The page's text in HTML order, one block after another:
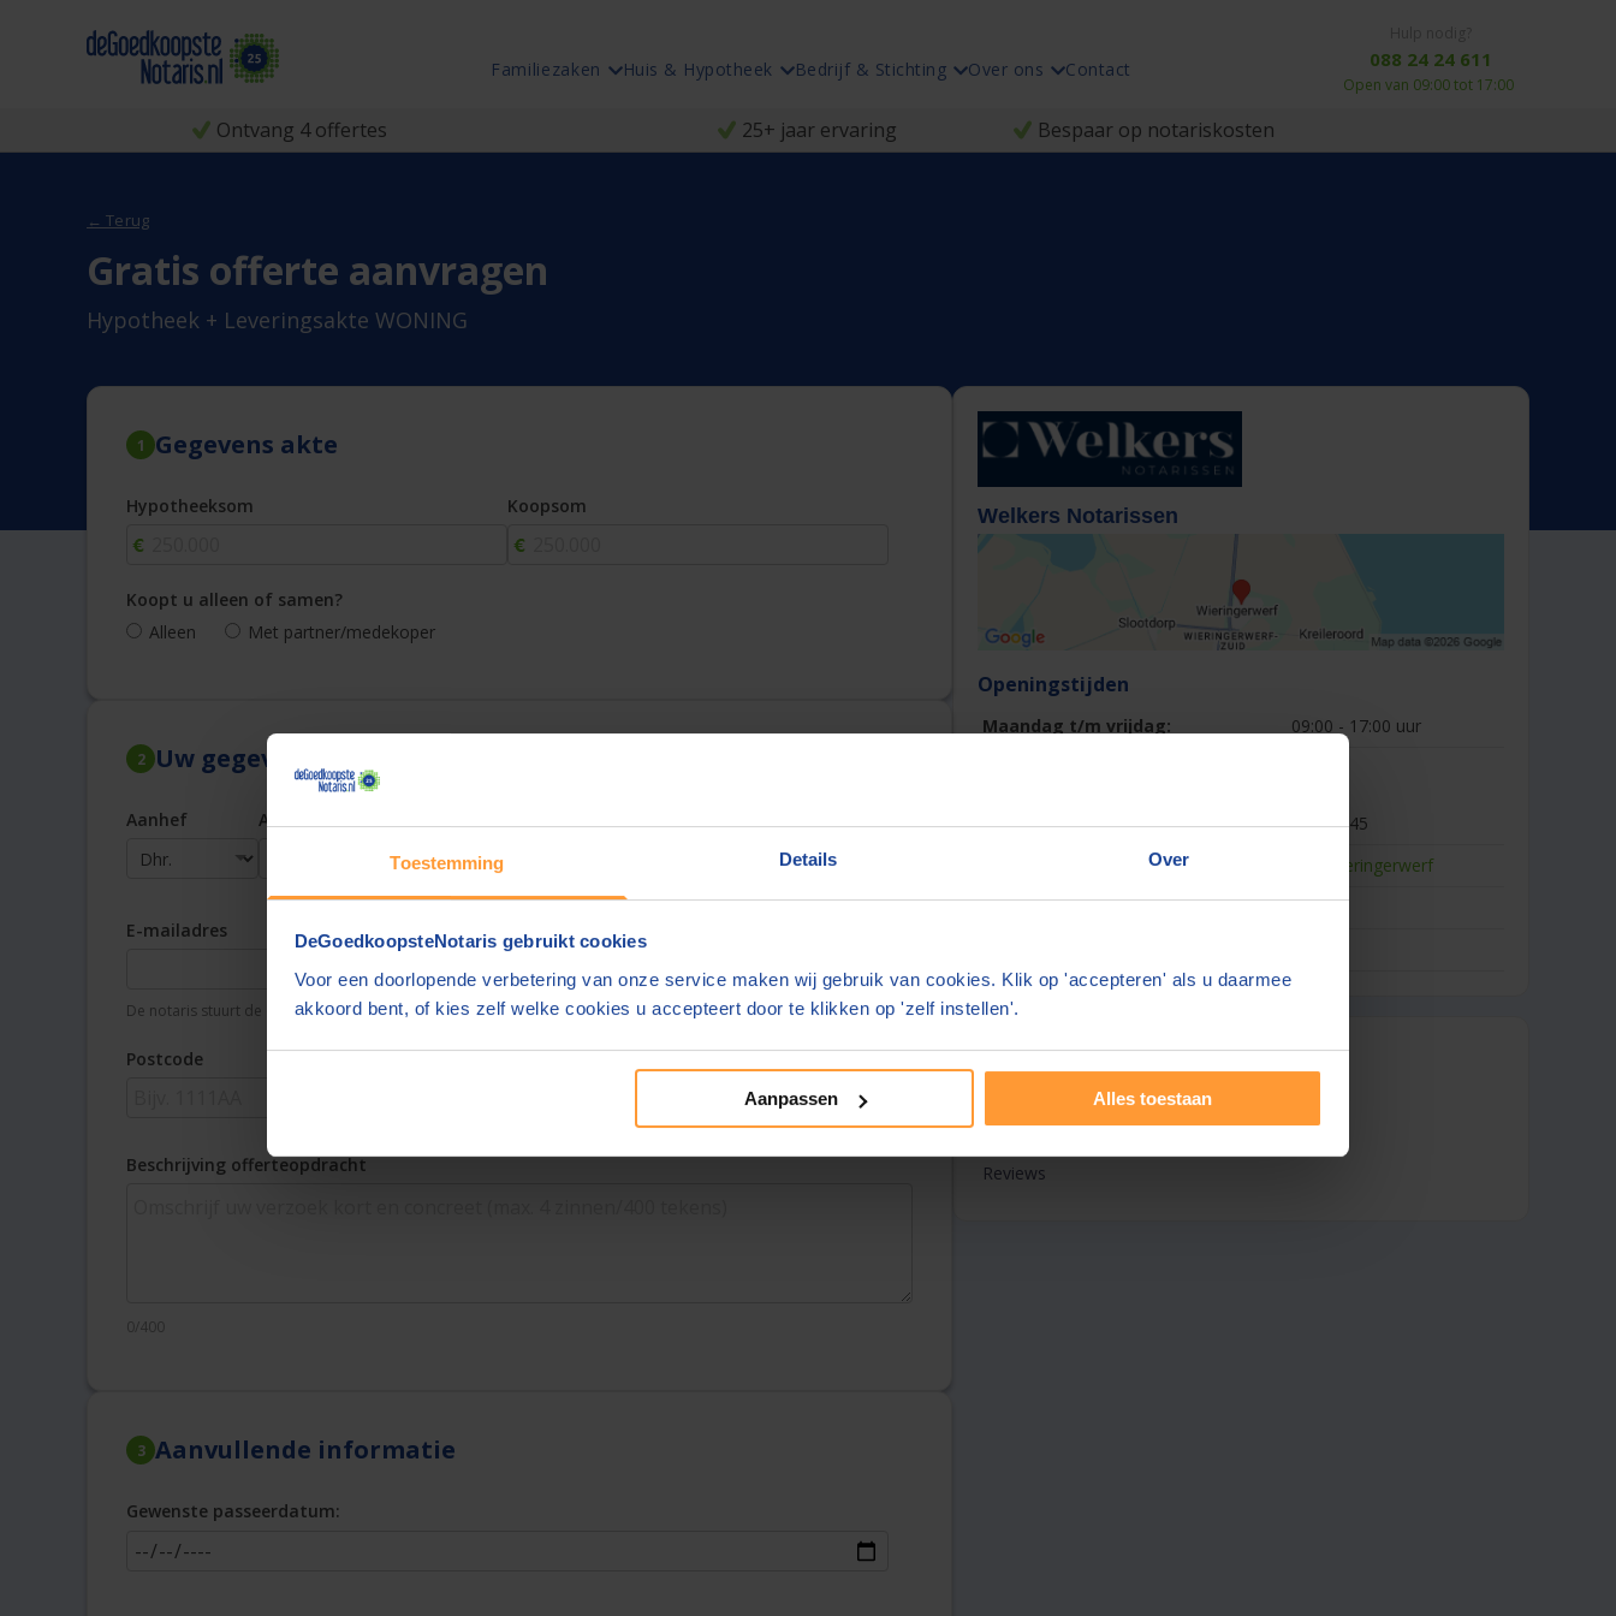
Toestemming Details Over
DeGoedkoopsteNotaris gebruikt cookies
Voor een doorlopende verbetering van onze service maken wij gebruik van cookies. Klik op 'accepteren' als u daarmee
akkoord bent, of kies zelf welke cookies u accepteert door te klikken op 'zelf instellen'.
Aanpassen Alles toestaan
Familiezaken Huis & Hypotheek Bedrijf & Stichting Over ons Contact 088 24 24 611
Open van 09:00 tot 17:00
Ontvang 4 offertes 25+ jaar ervaring Bespaar op notariskosten
← Terug
Gratis offerte aanvragen
Hypotheek + Leveringsakte WONING
Welkers Notarissen
Openingstijden
Maandag t/m vrijdag: 09:00 - 17:00 uur
Adres:
Sternstraat 45
Wieringerwerf
Actief sinds:
-
Reviews
1 Gegevens akte
Hypotheeksom Koopsom
Koopt u alleen of samen?
Alleen
Met partner/medekoper
2 Uw gegevens
Aanhef Achternaam
E-mailadres
De notaris stuurt de offerte aan dit e-mailadres
Telefoonnummer
Uw telefoonnummer delen wij alleen met de notaris
Postcode Plaats
Beschrijving offerteopdracht
0/400
3 Aanvullende informatie
Gewenste passeerdatum: